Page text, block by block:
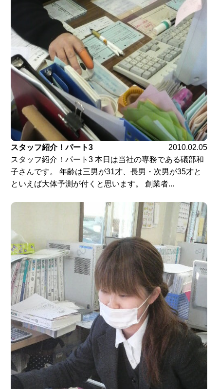
スタッフ紹介！パート3
2010.02.05
スタッフ紹介！パート3 本日は当社の専務である礒部和
子さんです。 年齢は三男が31才、長男・次男が35才と
といえば大体予測が付くと思います。 創業者...